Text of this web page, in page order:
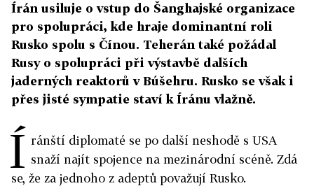
Írán usiluje o vstup do Šanghajské organizace
pro spolupráci, kde hraje dominantní roli
Rusko spolu s Čínou. Teherán také požádal
Rusy o spolupráci při výstavbě dalších
jaderných reaktorů v Búšehru. Rusko se však i
přes jisté sympatie staví k Íránu vlažně.
Í ránští diplomaté se po další neshodě s USA
snaží najít spojence na mezinárodní scéně. Zdá
se, že za jednoho z adeptů považují Rusko.